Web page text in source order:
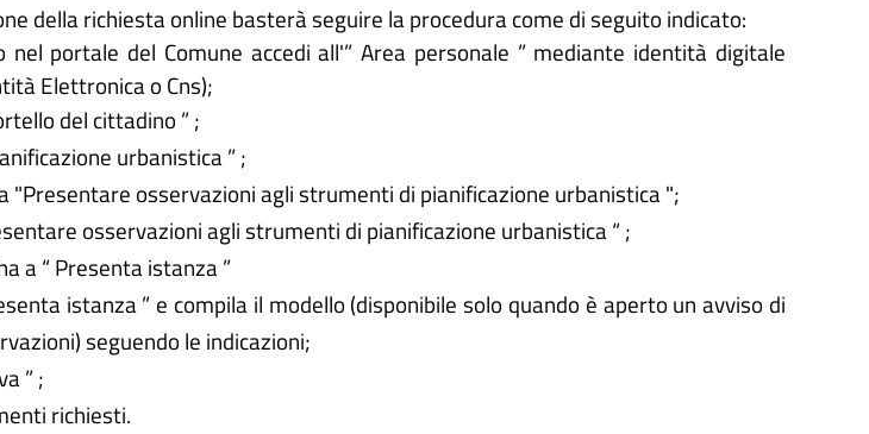
della richiesta online basterà seguire la procedura come di seguito indicato:
portale del Comune accedi all'” Area personale ” mediante identità digitale
Elettronica o Cns);
del cittadino ” ;
urbanistica ” ;
"Presentare osservazioni agli strumenti di pianificazione urbanistica ";
osservazioni agli strumenti di pianificazione urbanistica “ ;
a “ Presenta istanza ”
istanza ” e compila il modello (disponibile solo quando è aperto un avviso di
seguendo le indicazioni;
” ;
richiesti.